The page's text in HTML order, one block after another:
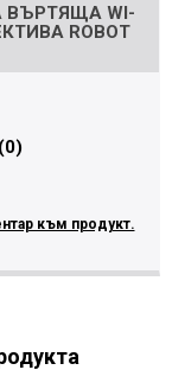
ВЪРТЯЩА WI-
ROBOT
(0)
към продукт.